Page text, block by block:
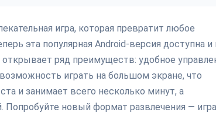
игра, которая превратит любое
эта популярная Android-версия доступна и
ряд преимуществ: удобное
играть на большом экране, что
и занимает всего несколько минут, а
новый формат развлечения —